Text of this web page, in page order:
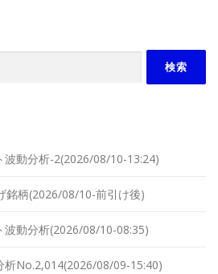
波動分析-2(2026/08/10-13:24)
銘柄(2026/08/10-前引け後)
波動分析(2026/08/10-08:35)
析No.2,014(2026/08/09-15:40)